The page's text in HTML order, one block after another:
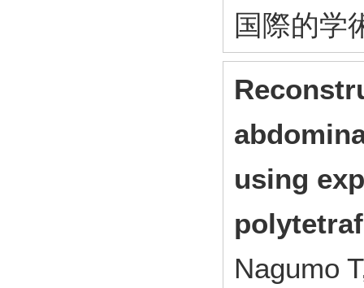
国際的学
using
Nagumo